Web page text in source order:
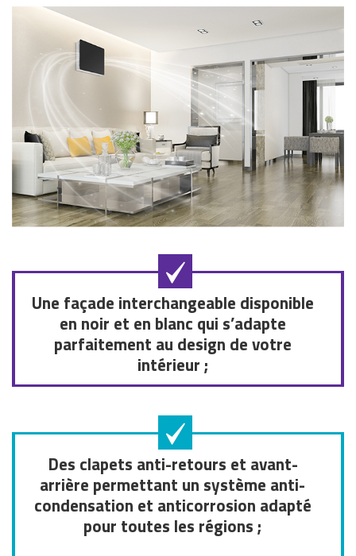
Une façade interchangeable disponible
en noir et en blanc qui s’adapte
parfaitement au design de votre
intérieur ;
Des clapets anti-retours et avant-
arrière permettant un système anti-
condensation et anticorrosion adapté
pour toutes les régions ;